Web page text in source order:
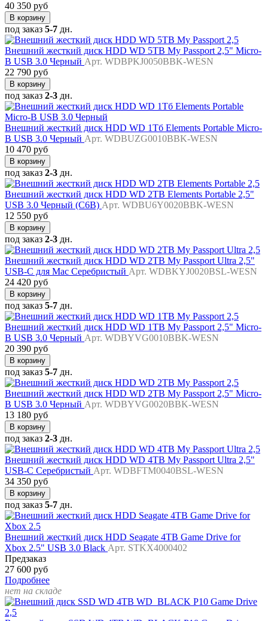
40 350 руб
В корзину
под заказ 5-7 дн.
Внешний жесткий диск HDD WD 5TB My Passport 2,5" Micro-
B USB 3.0 Черный Арт. WDBPKJ0050BBK-WESN
22 790 руб
В корзину
под заказ 2-3 дн.
Внешний жесткий диск HDD WD 1Тб Elements Portable Micro-
B USB 3.0 Черный Арт. WDBUZG0010BBK-WESN
10 470 руб
В корзину
под заказ 2-3 дн.
Внешний жесткий диск HDD WD 2TB Elements Portable 2,5"
USB 3.0 Черный (C6B) Арт. WDBU6Y0020BBK-WESN
12 550 руб
В корзину
под заказ 2-3 дн.
Внешний жесткий диск HDD WD 2TB My Passport Ultra 2,5"
USB-C для Mac Серебристый Арт. WDBKYJ0020BSL-WESN
24 420 руб
В корзину
под заказ 5-7 дн.
Внешний жесткий диск HDD WD 1TB My Passport 2,5" Micro-
B USB 3.0 Черный Арт. WDBYVG0010BBK-WESN
20 390 руб
В корзину
под заказ 5-7 дн.
Внешний жесткий диск HDD WD 2TB My Passport 2,5" Micro-
B USB 3.0 Черный Арт. WDBYVG0020BBK-WESN
13 180 руб
В корзину
под заказ 2-3 дн.
Внешний жесткий диск HDD WD 4TB My Passport Ultra 2,5"
USB-C Серебристый Арт. WDBFTM0040BSL-WESN
34 350 руб
В корзину
под заказ 5-7 дн.
Внешний жесткий диск HDD Seagate 4TB Game Drive for
Xbox 2.5" USB 3.0 Black Арт. STKX4000402
Предзаказ
27 600 руб
Подробнее
нет на складе